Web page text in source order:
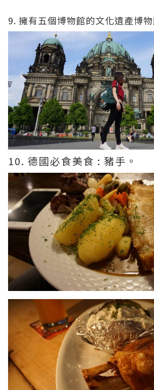
9. 擁有五個博物館的文化遺產博物
10. 德國必食美食 : 豬手。